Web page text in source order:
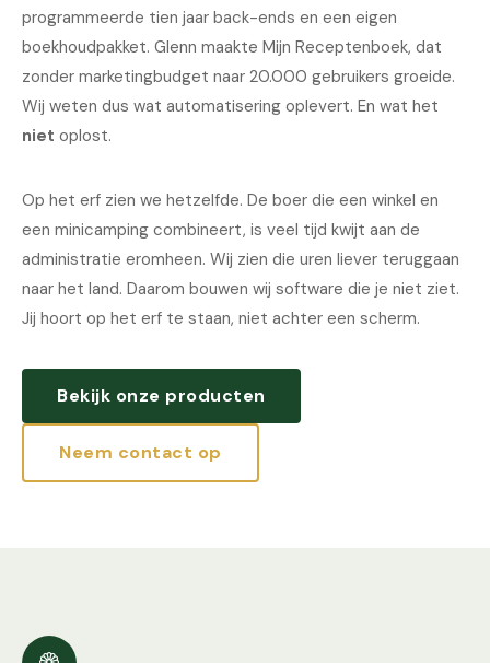
programmeerde tien jaar back-ends en een eigen
boekhoudpakket. Glenn maakte Mijn Receptenboek, dat
zonder marketingbudget naar 20.000 gebruikers groeide.
Wij weten dus wat automatisering oplevert. En wat het
niet oplost.
Op het erf zien we hetzelfde. De boer die een winkel en
een minicamping combineert, is veel tijd kwijt aan de
administratie eromheen. Wij zien die uren liever teruggaan
naar het land. Daarom bouwen wij software die je niet ziet.
Jij hoort op het erf te staan, niet achter een scherm.
Bekijk onze producten
Neem contact op